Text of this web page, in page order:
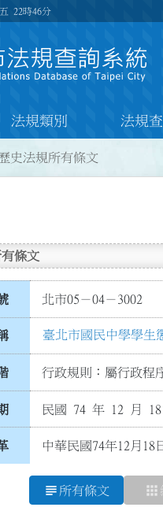
五22時46分
法規類別 法規
史法規所有條文
條文
北市05－04－3002
臺北市國民中學學生
行政規則：屬行政程
民國 74 年 12 月
中華民國74年12月18
subject 所有條文 apps